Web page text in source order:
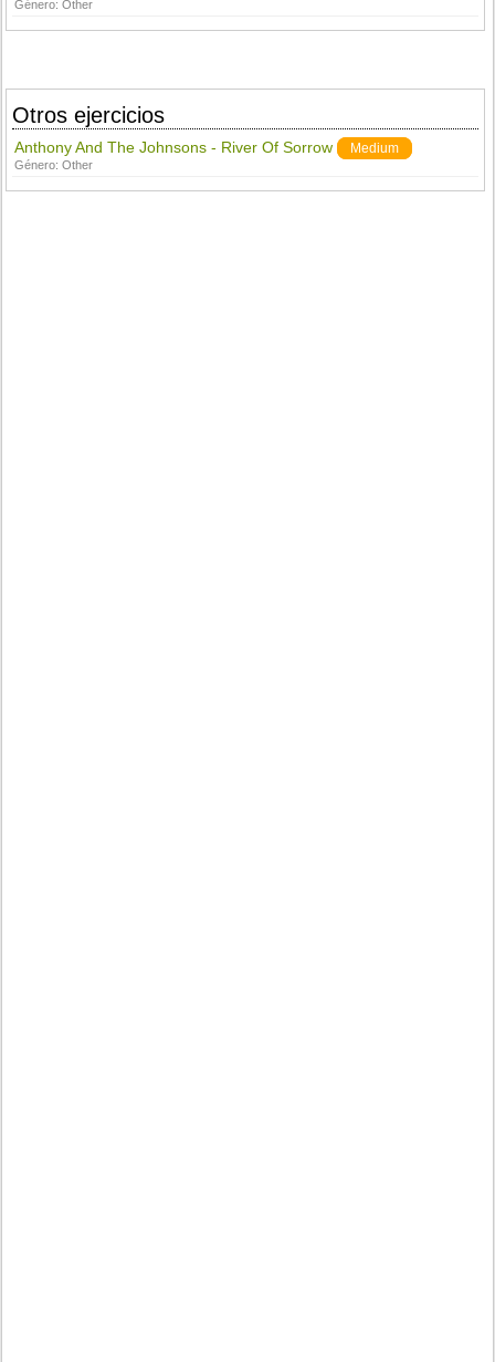
Género:Other
Otros ejercicios
Anthony And The Johnsons - River Of Sorrow Medium
Género:Other